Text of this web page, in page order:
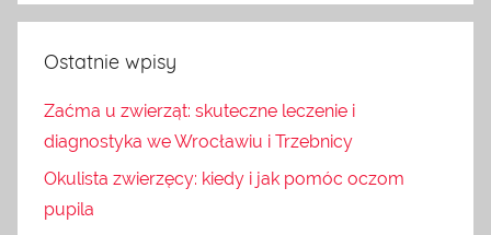
Ostatnie wpisy
Zaćma u zwierząt: skuteczne leczenie i
diagnostyka we Wrocławiu i Trzebnicy
Okulista zwierzęcy: kiedy i jak pomóc oczom
pupila